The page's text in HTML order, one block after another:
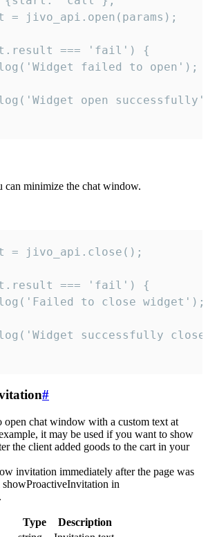
= jivo_api.open(params);
=== 'fail') {
failed to open');
open
can minimize the chat window.
= jivo_api.close();
=== 'fail') {
to close widget');
successfully
#
open chat window with a custom text at
it may be used if you want to show
the client added goods to the cart in your
invitation immediately after the page was
in
Type
Description